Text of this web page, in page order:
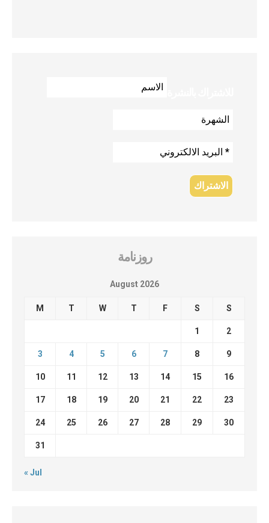
روزنامة
August 2026
M T W T F S S
1 2
3 4 5 6 7 8 9
10 11 12 13 14 15 16
17 18 19 20 21 22 23
24 25 26 27 28 29 30
31
« Jul